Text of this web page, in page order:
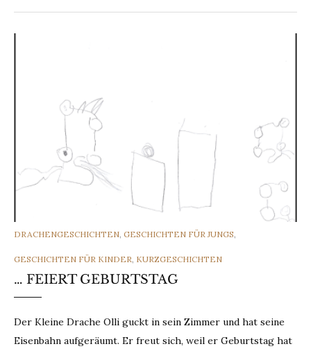
CATEGORIES
DRACHENGESCHICHTEN, GESCHICHTEN FÜR JUNGS,
GESCHICHTEN FÜR KINDER, KURZGESCHICHTEN
… FEIERT GEBURTSTAG
Der Kleine Drache Olli guckt in sein Zimmer und hat seine
Eisenbahn aufgeräumt. Er freut sich, weil er Geburtstag hat